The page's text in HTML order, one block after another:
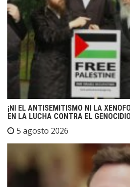
¡NI EL ANTISEMITISMO NI LA
EN LA LUCHA CONTRA EL
5 agosto 2026